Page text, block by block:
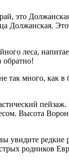
это
Должанская.
леса,
обратно!
так много, как в
Высота
увидите редкие
родников